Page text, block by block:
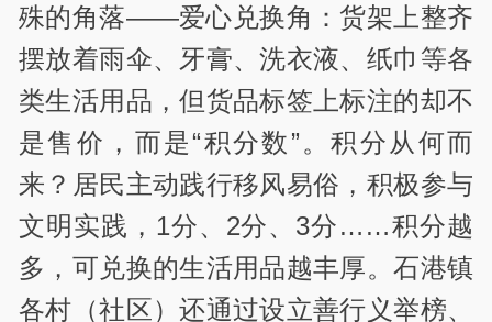
殊的角落——爱心兑换角：货架上整齐
摆放着雨伞、牙膏、洗衣液、纸巾等各
类生活用品，但货品标签上标注的却不
是售价，而是“积分数”。积分从何而
来？居民主动践行移风易俗，积极参与
文明实践，1分、2分、3分……积分越
多，可兑换的生活用品越丰厚。石港镇
各村（社区）还通过设立善行义举榜、